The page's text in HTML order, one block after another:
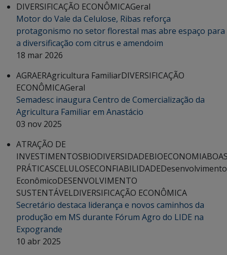
DIVERSIFICAÇÃO ECONÔMICAGeral
Motor do Vale da Celulose, Ribas reforça
protagonismo no setor florestal mas abre espaço para
a diversificação com citrus e amendoim
18 mar 2026
AGRAERAgricultura FamiliarDIVERSIFICAÇÃO
ECONÔMICAGeral
Semadesc inaugura Centro de Comercialização da
Agricultura Familiar em Anastácio
03 nov 2025
ATRAÇÃO DE
INVESTIMENTOSBIODIVERSIDADEBIOECONOMIA
PRÁTICASCELULOSECONFIABILIDADEDesenvolvimento
EconômicoDESENVOLVIMENTO
SUSTENTÁVELDIVERSIFICAÇÃO ECONÔMICA
Secretário destaca liderança e novos caminhos da
produção em MS durante Fórum Agro do LIDE na
Expogrande
10 abr 2025